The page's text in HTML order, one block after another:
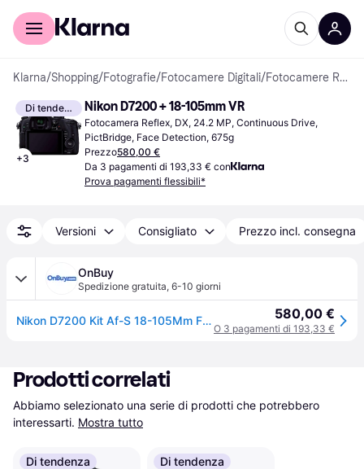
Per il tuo shopping
Klarna/Shopping/Fotografie/Fotocamere Digitali/ Fotocamere Reflex
Di tendenza
+3
Nikon D7200 + 18-105mm VR
Fotocamera Reflex, DX, 24.2 MP, Continuous Drive,
PictBridge, Face Detection, 675g
Prezzo580,00 €
Da 3 pagamenti di 193,33 € con
Prova pagamenti flessibili*
Versioni Consigliato Prezzo incl. consegna
OnBuy
Spedizione gratuita, 6-10 giorni
Nikon D7200 Kit Af-S 18-105Mm F3.5-5.6G Ed Vr 580,00 €
O 3 pagamenti di 193,33 €
Prodotti correlati
Abbiamo selezionato una serie di prodotti che potrebbero
interessarti. Mostra tutto
Di tendenza Di tendenza